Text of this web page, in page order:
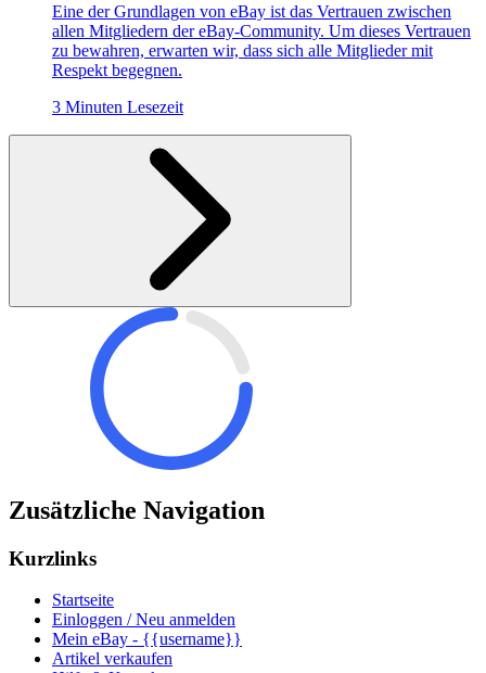
Eine der Grundlagen von eBay ist das Vertrauen zwischen
allen Mitgliedern der eBay-Community. Um dieses Vertrauen
zu bewahren, erwarten wir, dass sich alle Mitglieder mit
Respekt begegnen.
3 Minuten Lesezeit
Zusätzliche Navigation
Kurzlinks
Startseite
Einloggen / Neu anmelden
Mein eBay - {{username}}
Artikel verkaufen